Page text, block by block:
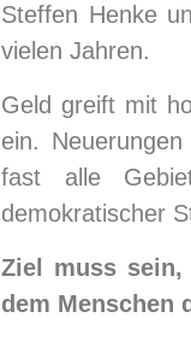
Steffen Henke
vielen Jahren.
Geld greift mit
ein.
fast alle
demokratischer
Ziel muss
dem Menschen